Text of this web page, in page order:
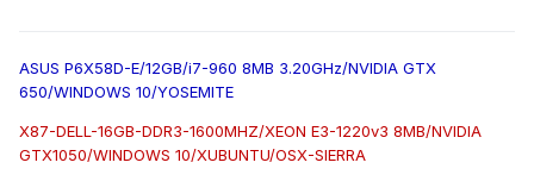
ASUS P6X58D-E/12GB/i7-960 8MB 3.20GHz/NVIDIA GTX
650/WINDOWS 10/YOSEMITE
X87-DELL-16GB-DDR3-1600MHZ/XEON E3-1220v3 8MB/NVIDIA
GTX1050/WINDOWS 10/XUBUNTU/OSX-SIERRA